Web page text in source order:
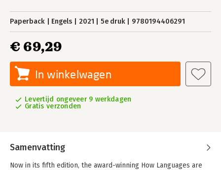
Paperback Engels 2021 5e druk 9780194406291
€ 69,29
In winkelwagen
Levertijd ongeveer 9 werkdagen
Gratis verzonden
Samenvatting
Now in its fifth edition, the award-winning How Languages are